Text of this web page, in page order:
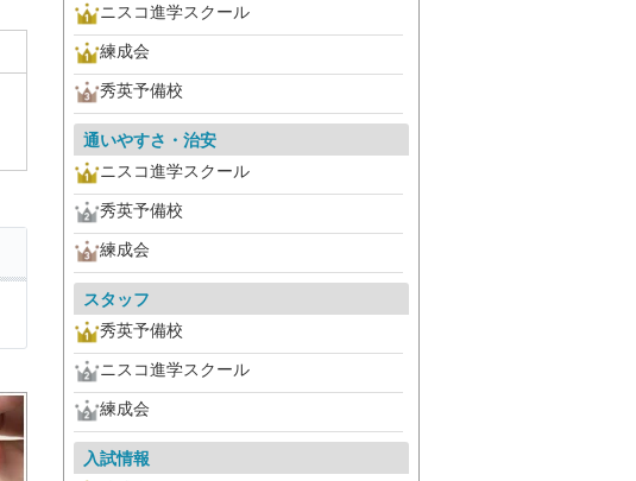
ニスコ進学スクール
練成会
秀英予備校
通いやすさ・治安
ニスコ進学スクール
秀英予備校
練成会
スタッフ
秀英予備校
ニスコ進学スクール
練成会
入試情報